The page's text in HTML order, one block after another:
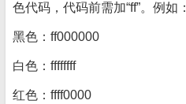
色代码，代码前需加“ff”。例如：
黑色：ff000000
白色：ffffffff
红色：ffff0000